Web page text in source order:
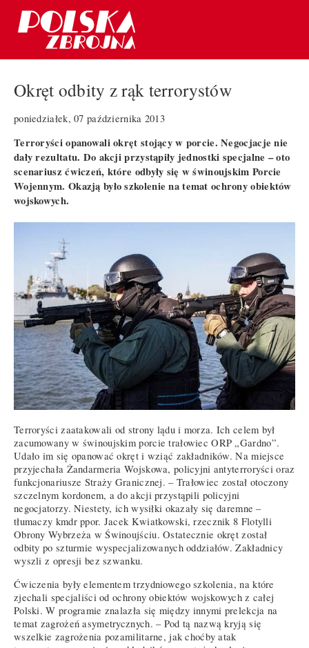
Okręt odbity z rąk terrorystów
poniedziałek, 07 października 2013
Terroryści opanowali okręt stojący w porcie. Negocjacje nie
dały rezultatu. Do akcji przystąpiły jednostki specjalne – oto
scenariusz ćwiczeń, które odbyły się w świnoujskim Porcie
Wojennym. Okazją było szkolenie na temat ochrony obiektów
wojskowych.
Terroryści zaatakowali od strony lądu i morza. Ich celem był
zacumowany w świnoujskim porcie trałowiec ORP „Gardno”.
Udało im się opanować okręt i wziąć zakładników. Na miejsce
przyjechała Żandarmeria Wojskowa, policyjni antyterroryści oraz
funkcjonariusze Straży Granicznej. – Trałowiec został otoczony
szczelnym kordonem, a do akcji przystąpili policyjni
negocjatorzy. Niestety, ich wysiłki okazały się daremne –
tłumaczy kmdr ppor. Jacek Kwiatkowski, rzecznik 8 Flotylli
Obrony Wybrzeża w Świnoujściu. Ostatecznie okręt został
odbity po szturmie wyspecjalizowanych oddziałów. Zakładnicy
wyszli z opresji bez szwanku.
Ćwiczenia były elementem trzydniowego szkolenia, na które
zjechali specjaliści od ochrony obiektów wojskowych z całej
Polski. W programie znalazła się między innymi prelekcja na
temat zagrożeń asymetrycznych. – Pod tą nazwą kryją się
wszelkie zagrożenia pozamilitarne, jak choćby atak